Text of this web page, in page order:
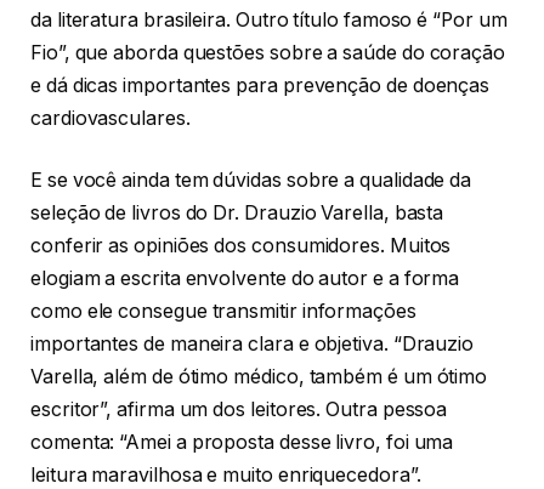
da literatura brasileira. Outro título famoso é “Por um
Fio”, que aborda questões sobre a saúde do coração
e dá dicas importantes para prevenção de doenças
cardiovasculares.
E se você ainda tem dúvidas sobre a qualidade da
seleção de livros do Dr. Drauzio Varella, basta
conferir as opiniões dos consumidores. Muitos
elogiam a escrita envolvente do autor e a forma
como ele consegue transmitir informações
importantes de maneira clara e objetiva. “Drauzio
Varella, além de ótimo médico, também é um ótimo
escritor”, afirma um dos leitores. Outra pessoa
comenta: “Amei a proposta desse livro, foi uma
leitura maravilhosa e muito enriquecedora”.